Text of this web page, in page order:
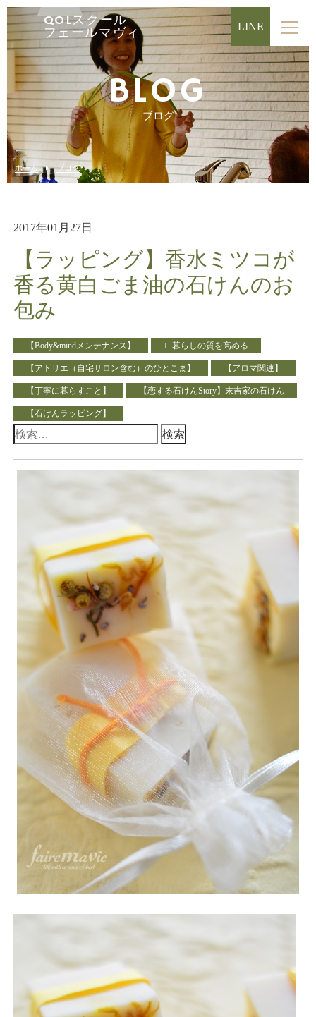
QOLスクール
フェールマヴィ
LINE
BLOG
ブログ
ホーム ブログ
2017年01月27日
【ラッピング】香水ミツコが
香る黄白ごま油の石けんのお
包み
【Body&mindメンテナンス】 ∟暮らしの質を高める
【アトリエ（自宅サロン含む）のひとこま】 【アロマ関連】
【丁寧に暮らすこと】 【恋する石けんStory】末吉家の石けん
【石けんラッピング】
検